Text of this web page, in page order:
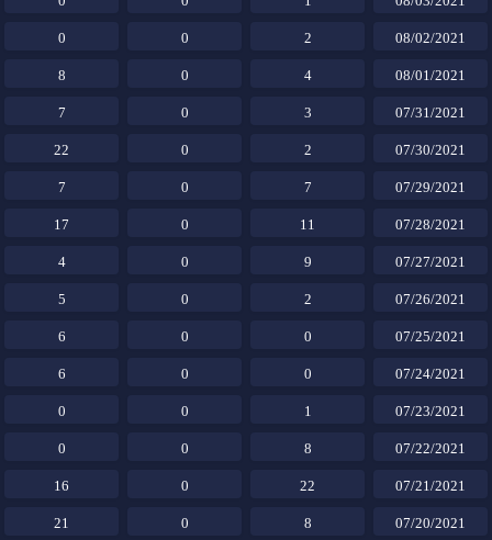
08/02/2021
2
0
0
08/01/2021
4
0
8
07/31/2021
3
0
7
07/30/2021
2
0
22
07/29/2021
7
0
7
07/28/2021
11
0
17
07/27/2021
9
0
4
07/26/2021
2
0
5
07/25/2021
0
0
6
07/24/2021
0
0
6
07/23/2021
1
0
0
07/22/2021
8
0
0
07/21/2021
22
0
16
07/20/2021
8
0
21